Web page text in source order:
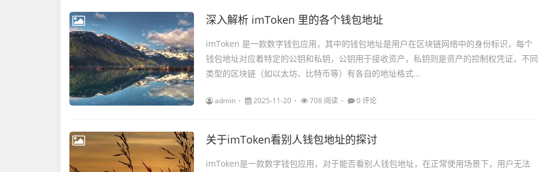
深入解析 imToken 里的各个钱包地址
imToken 是一款数字钱包应用，其中的钱包地址是用户在区块链网络中的身份标识，每个
钱包地址对应着特定的公钥和私钥，公钥用于接收资产，私钥则是资产的控制权凭证，不同
类型的区块链（如以太坊、比特币等）有各自的地址格式...
admin 2025-11-20 708 阅读 0 评论
关于imToken看别人钱包地址的探讨
imToken是一款数字钱包应用，对于能否看别人钱包地址，在正常使用场景下，用户无法